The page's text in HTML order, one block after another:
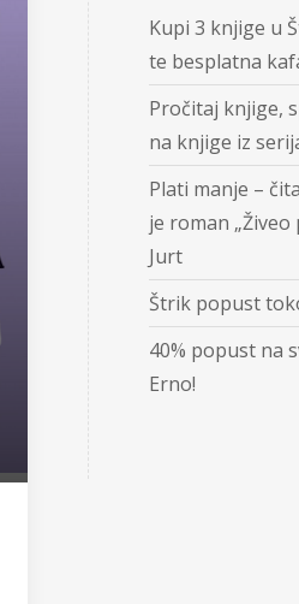
Kupi 3 knjige u
te besplatna
Pročitaj knjige,
na knjige iz
Plati manje –
je roman „Živeo
Jurt
Štrik popust
40% popust na
Erno!